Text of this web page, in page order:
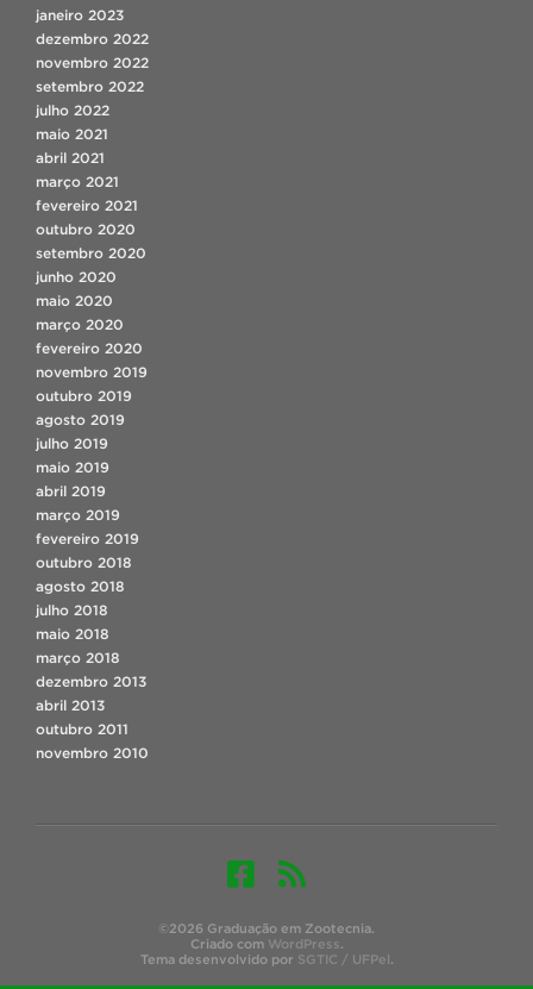
janeiro 2023
dezembro 2022
novembro 2022
setembro 2022
julho 2022
maio 2021
abril 2021
março 2021
fevereiro 2021
outubro 2020
setembro 2020
junho 2020
maio 2020
março 2020
fevereiro 2020
novembro 2019
outubro 2019
agosto 2019
julho 2019
maio 2019
abril 2019
março 2019
fevereiro 2019
outubro 2018
agosto 2018
julho 2018
maio 2018
março 2018
dezembro 2013
abril 2013
outubro 2011
novembro 2010
©2026 Graduação em Zootecnia.
Criado com WordPress.
Tema desenvolvido por SGTIC / UFPel.